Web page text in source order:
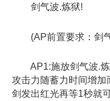
剑气波.炼狱!
(AP前置要求：剑
AP1:施放剑气波.炼
攻击力随蓄力时间增加
剑发出红光再等1秒就